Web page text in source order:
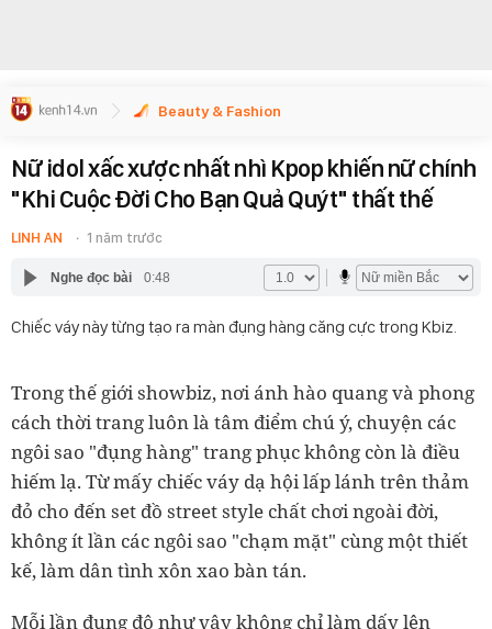
Beauty & Fashion
Nữ idol xấc xược nhất nhì Kpop khiến nữ chính
"Khi Cuộc Đời Cho Bạn Quả Quýt" thất thế
LINH AN 1 năm trước
Nghe đọc bài 0:48
Chiếc váy này từng tạo ra màn đụng hàng căng cực trong Kbiz.
Trong thế giới showbiz, nơi ánh hào quang và phong
cách thời trang luôn là tâm điểm chú ý, chuyện các
ngôi sao "đụng hàng" trang phục không còn là điều
hiếm lạ. Từ mấy chiếc váy dạ hội lấp lánh trên thảm
đỏ cho đến set đồ street style chất chơi ngoài đời,
không ít lần các ngôi sao "chạm mặt" cùng một thiết
kế, làm dân tình xôn xao bàn tán.
Mỗi lần đụng độ như vậy không chỉ làm dấy lên